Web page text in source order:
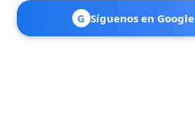
G Síguenos en